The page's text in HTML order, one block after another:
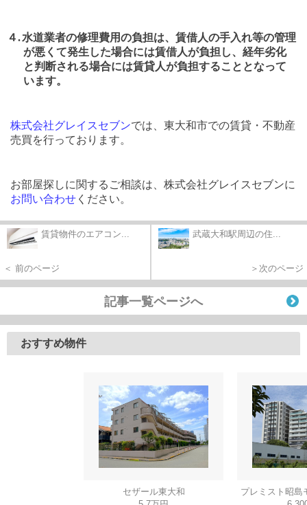
４.水道業者の修理費用の負担は、賃借人の手入れ等の管理
が悪くて発生した場合には賃借人が負担し、経年劣化
と判断される場合には賃貸人が負担することとなって
います。
株式会社グレイスセブンでは、東大和市での賃貸・不動産
売買を行っております。
お部屋探しに関するご相談は、株式会社グレイスセブンに
お問い合わせ ください。
賃貸物件のエアコン...
＜ 前のページ
武蔵大和駅周辺の住...
＞次のページ
記事一覧ページへ
おすすめ物件
セザール東大和
プレミスト昭島